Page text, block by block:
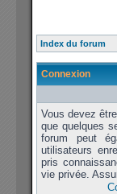
Index du forum
Connexion
Vous devez
que quelques
forum peut
utilisateurs
pris
vie privée.